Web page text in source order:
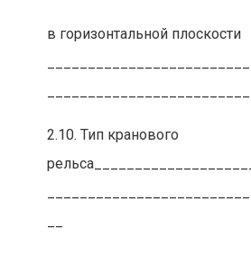
в горизонтальной плоскости
2.10. Тип кранового